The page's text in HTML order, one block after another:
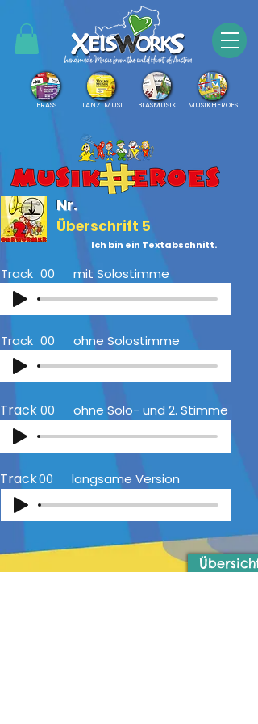
BRASS TANZLMUSI BLASMUSIK MUSIKHEROES
Nr.
Überschrift 5
Ich bin ein Textabschnitt.
Track 00 mit Solostimme
Track 00 ohne Solostimme
Track00 ohne Solo- und 2. Stimme
Track00 langsame Version
Übersicht